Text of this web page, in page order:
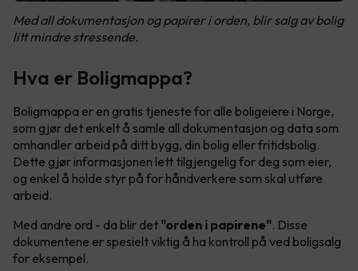
Med all dokumentasjon og papirer i orden, blir salg av bolig
litt mindre stressende.
Hva er Boligmappa?
Boligmappa er en gratis tjeneste for alle boligeiere i Norge,
som gjør det enkelt å samle all dokumentasjon og data som
omhandler arbeid på ditt bygg, din bolig eller fritidsbolig.
Dette gjør informasjonen lett tilgjengelig for deg som eier,
og enkel å holde styr på for håndverkere som skal utføre
arbeid.
Med andre ord - da blir det "orden i papirene". Disse
dokumentene er spesielt viktig å ha kontroll på ved boligsalg
for eksempel.